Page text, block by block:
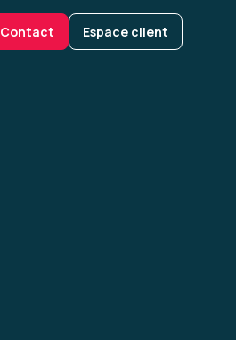
Contact Espace client